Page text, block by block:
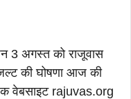
3 अगस्त को राजूवास
की घोषणा आज की
वेबसाइट rajuvas.org